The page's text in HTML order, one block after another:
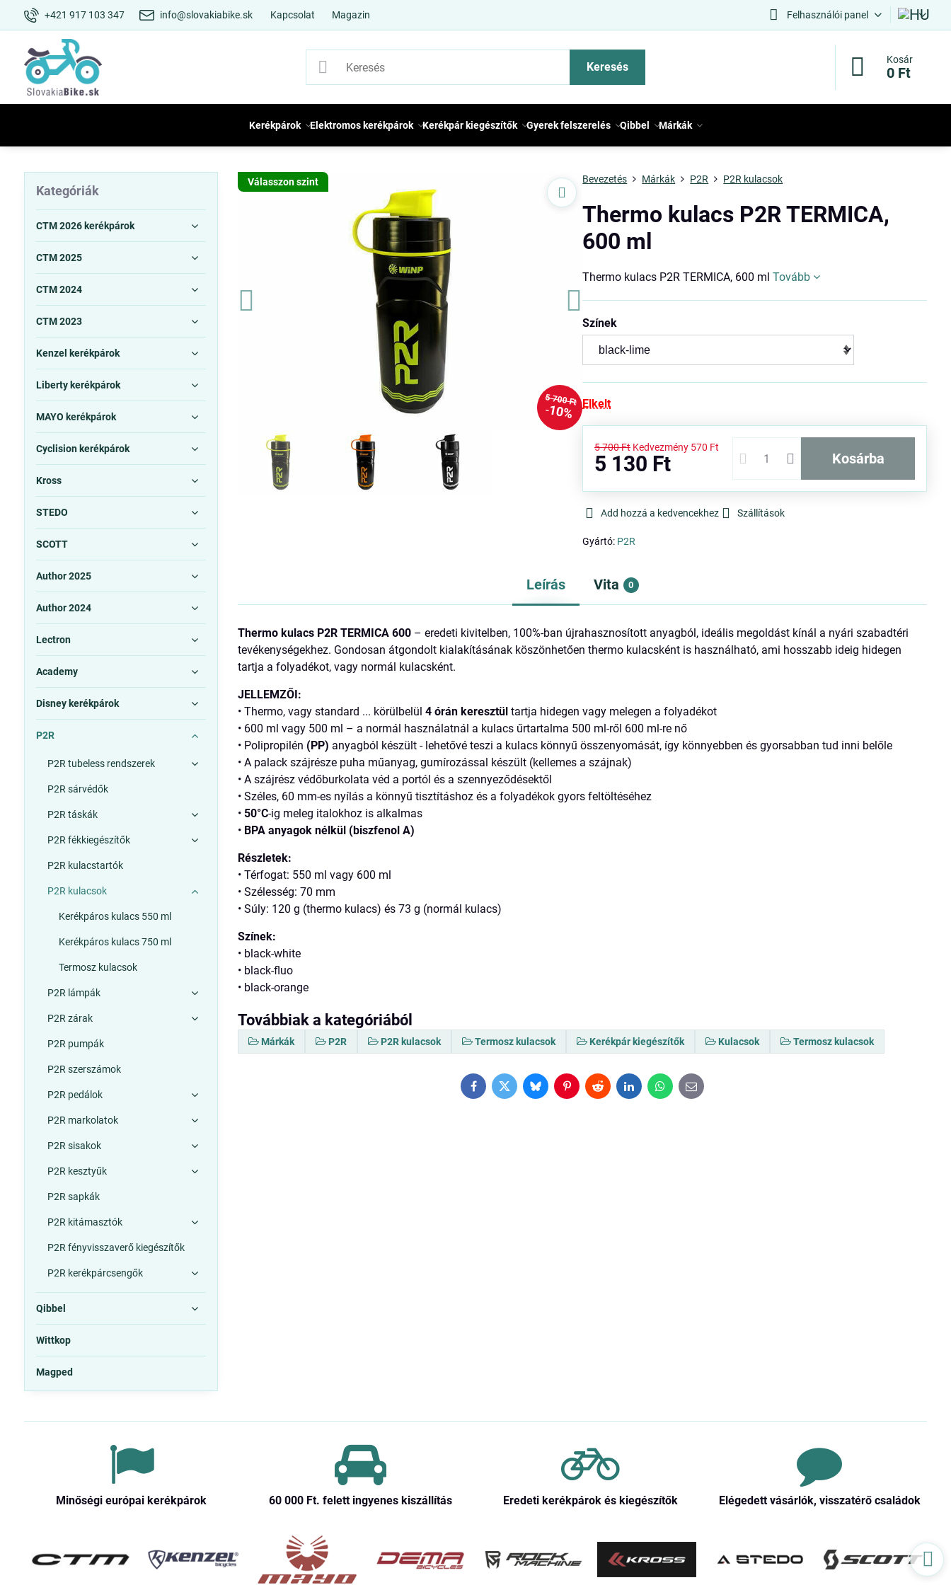
+421 917 103 347 info@slovakiabike.sk Kapcsolat Magazin Felhasználói panel
Keresés
Kosár
0 Ft
Kerékpárok Elektromos kerékpárok Kerékpár kiegészítők Gyerek felszerelés Qibbel Márkák
Válasszon szint
5 700 Ft
10%
Bevezetés Márkák P2R P2R kulacsok
Thermo kulacs P2R TERMICA,
600 ml
Thermo kulacs P2R TERMICA, 600 mlTovább
Színek
Elkelt
5 700 Ft Kedvezmény 570 Ft
5 130 Ft kosárba
Add hozzá a kedvencekhez Szállítások
Gyártó: P2R
Leírás Vita 0
Thermo kulacs P2R TERMICA 600 – eredeti kivitelben, 100%-ban újrahasznosított anyagból, ideális megoldást kínál a nyári szabadtéri
tevékenységekhez. Gondosan átgondolt kialakításának köszönhetően thermo kulacsként is használható, ami hosszabb ideig hidegen
tartja a folyadékot, vagy normál kulacsként.
JELLEMZŐI:
• Thermo, vagy standard ... körülbelül 4 órán keresztül tartja hidegen vagy melegen a folyadékot
• 600 ml vagy 500 ml – a normál használatnál a kulacs űrtartalma 500 ml-ről 600 ml-re nő
• Polipropilén (PP) anyagból készült - lehetővé teszi a kulacs könnyű összenyomását, így könnyebben és gyorsabban tud inni belőle
• A palack szájrésze puha műanyag, gumírozással készült (kellemes a szájnak)
• A szájrész védőburkolata véd a portól és a szennyeződésektől
• Széles, 60 mm-es nyílás a könnyű tisztításhoz és a folyadékok gyors feltöltéséhez
• 50°C-ig meleg italokhoz is alkalmas
• BPA anyagok nélkül (biszfenol A)
Részletek:
• Térfogat: 550 ml vagy 600 ml
• Szélesség: 70 mm
• Súly: 120 g (thermo kulacs) és 73 g (normál kulacs)
Színek:
• black-white
• black-fluo
• black-orange
Továbbiak a kategóriából
Márkák P2R P2R kulacsok Termosz kulacsok Kerékpár kiegészítők Kulacsok Termosz kulacsok
FacebookTwitterBlueskyPinterestRedditLinkedInWhatsApp
E-
mail
Kategóriák
CTM 2026 kerékpárok
CTM 2025
CTM 2024
CTM 2023
Kenzel kerékpárok
Liberty kerékpárok
MAYO kerékpárok
Cyclision kerékpárok
Kross
STEDO
SCOTT
Author 2025
Author 2024
Lectron
Academy
Disney kerékpárok
P2R
P2R tubeless rendszerek
P2R sárvédők
P2R táskák
P2R fékkiegészítők
P2R kulacstartók
P2R kulacsok
Kerékpáros kulacs 550 ml
Kerékpáros kulacs 750 ml
Termosz kulacsok
P2R lámpák
P2R zárak
P2R pumpák
P2R szerszámok
P2R pedálok
P2R markolatok
P2R sisakok
P2R kesztyűk
P2R sapkák
P2R kitámasztók
P2R fényvisszaverő kiegészítők
P2R kerékpárcsengők
Qibbel
Wittkop
Magped
Minőségi európai kerékpárok 60 000 Ft​. felett ingyenes kiszállítás Eredeti kerékpárok és kiegészítők Elégedett vásárlók, visszatérő családok